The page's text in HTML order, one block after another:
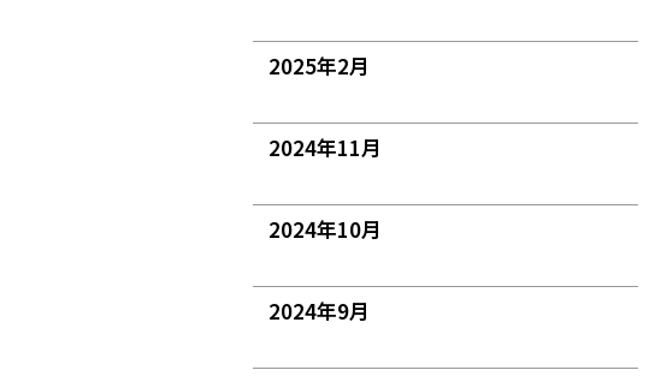
2025年2月
2024年11月
2024年10月
2024年9月